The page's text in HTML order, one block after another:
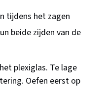
tijdens het zagen
beide zijden van de
plexiglas. Te lage
Oefen eerst op